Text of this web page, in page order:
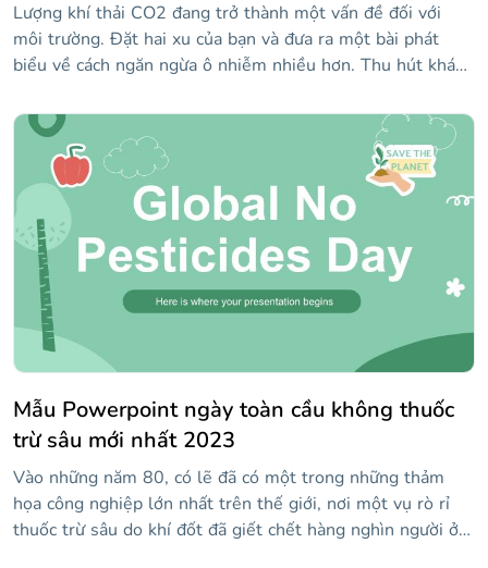
Lượng khí thải CO2 đang trở thành một vấn đề đối với
môi trường. Đặt hai xu của bạn và đưa ra một bài phát
biểu về cách ngăn ngừa ô nhiễm nhiều hơn. Thu hút khán
chứa ảnh và nhiều hình tròn. Bảng màu khá thú vị: có sự
tương phản giữa màu xám (gắn liền với ô nhiễm) và màu
xanh lá cây (gắn liền với thiên nhiên!).
Mẫu Powerpoint ngày toàn cầu không thuốc
trừ sâu mới nhất 2023
Vào những năm 80, có lẽ đã có một trong những thảm
họa công nghiệp lớn nhất trên thế giới, nơi một vụ rò rỉ
thuốc trừ sâu do khí đốt đã giết chết hàng nghìn người ở